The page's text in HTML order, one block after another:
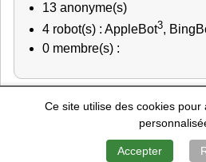
Ce site utilise des cookies pour
Accepter
13 anonyme(s)
4 robot(s) : AppleBot3,
0 membre(s) :
Police Nationale-Education
Gendarmerie Nationale-
Mentions Légales